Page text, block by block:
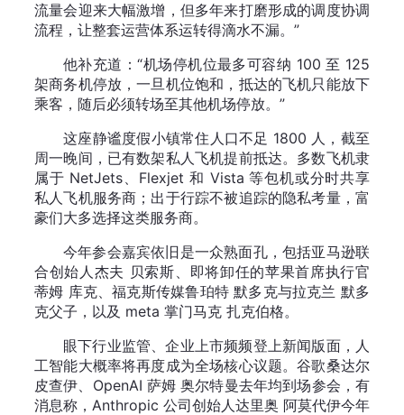
流量会迎来大幅激增，但多年来打磨形成的调度协调
流程，让整套运营体系运转得滴水不漏。”
他补充道：“机场停机位最多可容纳 100 至 125
架商务机停放，一旦机位饱和，抵达的飞机只能放下
乘客，随后必须转场至其他机场停放。”
这座静谧度假小镇常住人口不足 1800 人，截至
周一晚间，已有数架私人飞机提前抵达。多数飞机隶
属于 NetJets、Flexjet 和 Vista 等包机或分时共享
私人飞机服务商；出于行踪不被追踪的隐私考量，富
豪们大多选择这类服务商。
今年参会嘉宾依旧是一众熟面孔，包括亚马逊联
合创始人杰夫 贝索斯、即将卸任的苹果首席执行官
蒂姆 库克、福克斯传媒鲁珀特 默多克与拉克兰 默多
克父子，以及 meta 掌门马克 扎克伯格。
眼下行业监管、企业上市频频登上新闻版面，人
工智能大概率将再度成为全场核心议题。谷歌桑达尔
皮查伊、OpenAI 萨姆 奥尔特曼去年均到场参会，有
消息称，Anthropic 公司创始人达里奥 阿莫代伊今年